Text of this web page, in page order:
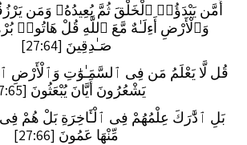
أَمَّن يَبْدَؤُا۟ ٱلْخَلْقَ ثُمَّ يُعِيدُهُۥ وَمَن
وَٱلْأَرْضِ أَءِلَـٰهٌ مَّعَ ٱللَّهِ قُلْ هَاتُوا۟
صَـٰدِقِينَ [27:64]
قُل لَّا يَعْلَمُ مَن فِى ٱلسَّمَـٰوَٰتِ وَٱلْأَرْضِ
يَشْعُرُونَ أَيَّانَ يُبْعَثُونَ [27:65]
بَلِ ٱدَّٰرَكَ عِلْمُهُمْ فِى ٱلْـَٔاخِرَةِ بَلْ هُمْ
مِّنْهَا عَمُونَ [27:66]